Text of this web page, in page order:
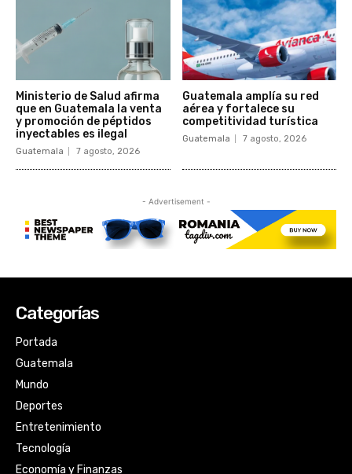
Categorías
Portada
Guatemala
Mundo
Deportes
Entretenimiento
Tecnología
Economía y Finanzas